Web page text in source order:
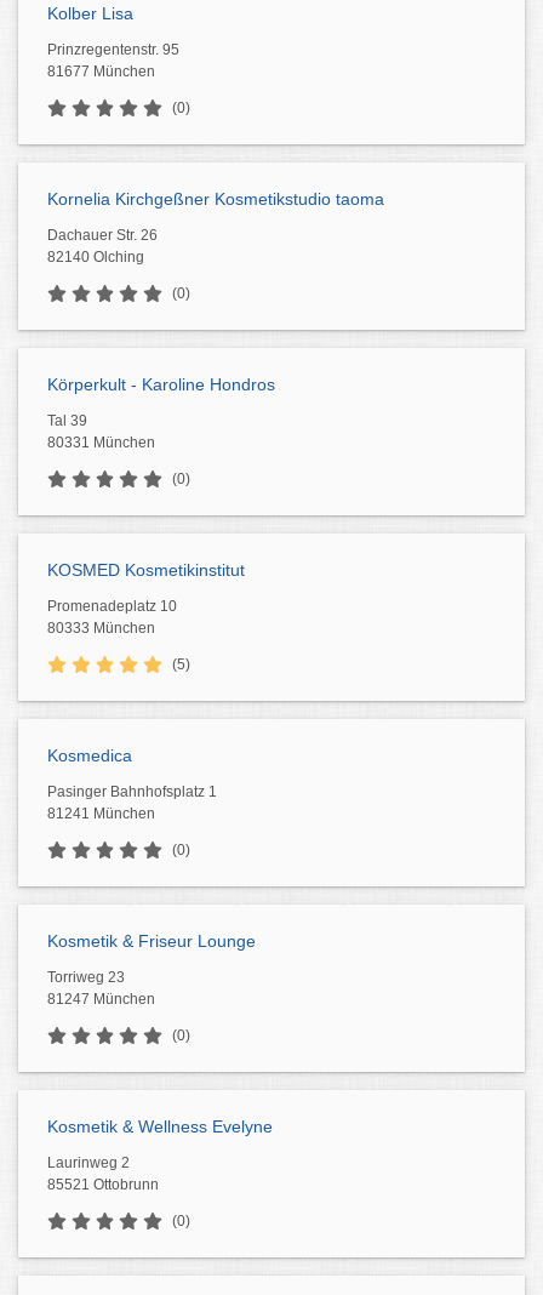
Kolber Lisa
Prinzregentenstr. 95
81677 München
(0)
Kornelia Kirchgeßner Kosmetikstudio taoma
Dachauer Str. 26
82140 Olching
(0)
Körperkult - Karoline Hondros
Tal 39
80331 München
(0)
KOSMED Kosmetikinstitut
Promenadeplatz 10
80333 München
(5)
Kosmedica
Pasinger Bahnhofsplatz 1
81241 München
(0)
Kosmetik & Friseur Lounge
Torriweg 23
81247 München
(0)
Kosmetik & Wellness Evelyne
Laurinweg 2
85521 Ottobrunn
(0)